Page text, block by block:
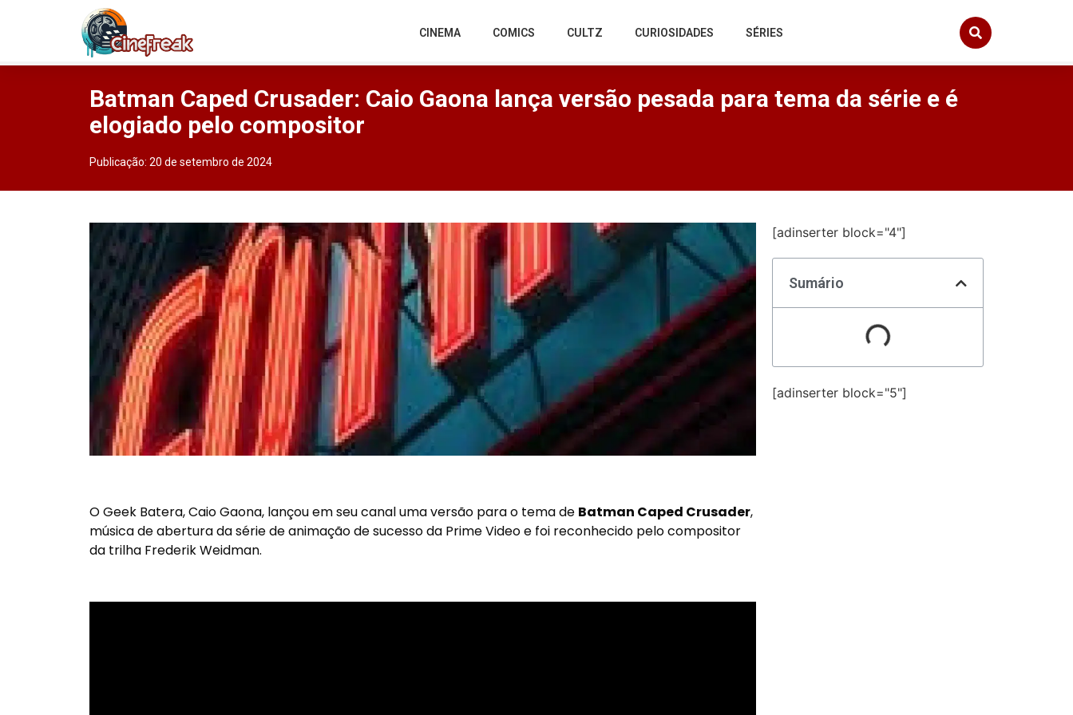
CINEMA COMICS CULTZ CURIOSIDADES SÉRIES
Batman Caped Crusader: Caio Gaona lança versão pesada para tema da série e é
elogiado pelo compositor
Publicação: 20 de setembro de 2024
O Geek Batera, Caio Gaona, lançou em seu canal uma versão para o tema de Batman Caped Crusader,
música de abertura da série de animação de sucesso da Prime Video e foi reconhecido pelo compositor
da trilha Frederik Weidman.
[adinserter block="4"]
Sumário
[adinserter block="5"]